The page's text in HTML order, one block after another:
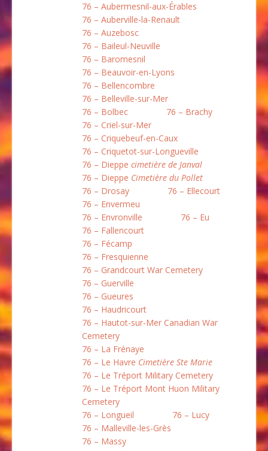
76 – Aubermesnil-aux-Érables
76 – Auberville-la-Renault
76 – Auzebosc
76 – Baileul-Neuville
76 – Baromesnil
76 – Beauvoir-en-Lyons
76 – Bellencombre
76 – Belleville-sur-Mer
76 – Bolbec
76 – Brachy
76 – Criel-sur-Mer
76 – Criquebeuf-en-Caux
76 – Criquetot-sur-Longueville
76 – Dieppe cimetière de Janval
76 – Dieppe Cimetière du Pollet
76 – Drosay
76 – Ellecourt
76 – Envermeu
76 – Envronville
76 – Eu
76 – Fallencourt
76 – Fécamp
76 – Fresquienne
76 – Grandcourt War Cemetery
76 – Guerville
76 – Gueures
76 – Haudricourt
76 – Hautot-sur-Mer Canadian War
Cemetery
76 – La Frénaye
76 – Le Havre Cimetière Ste Marie
76 – Le Tréport Military Cemetery
76 – Le Tréport Mont Huon Military
Cemetery
76 – Longueil
76 – Lucy
76 – Malleville-les-Grès
76 – Massy